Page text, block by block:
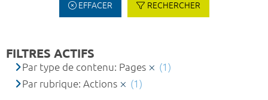
EFFACER RECHERCHER
FILTRES ACTIFS
Par type de contenu: Pages
(1)
Par rubrique: Actions
(1)